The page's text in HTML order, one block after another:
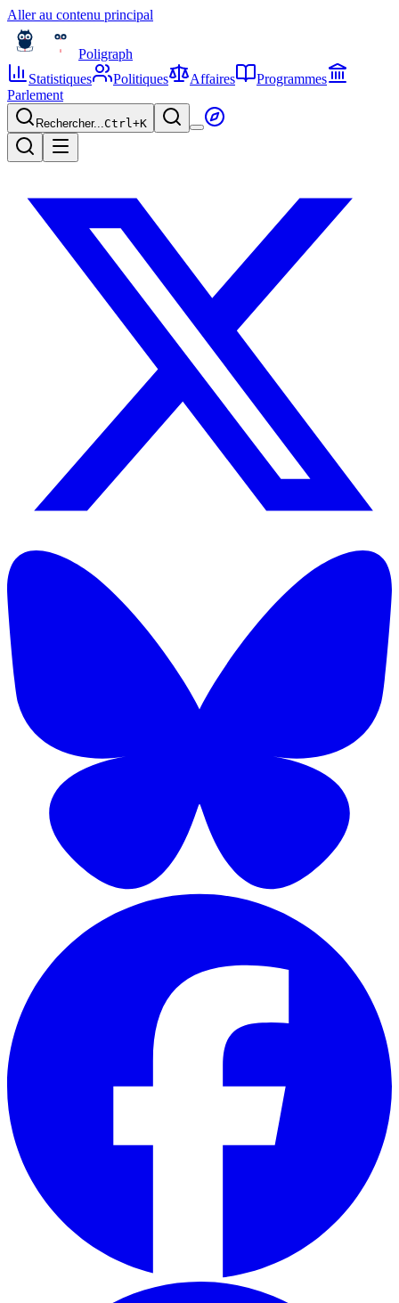
Aller au contenu principal
Poligraph
Statistiques
Politiques Affaires
Programmes
Parlement
Rechercher...Ctrl+K